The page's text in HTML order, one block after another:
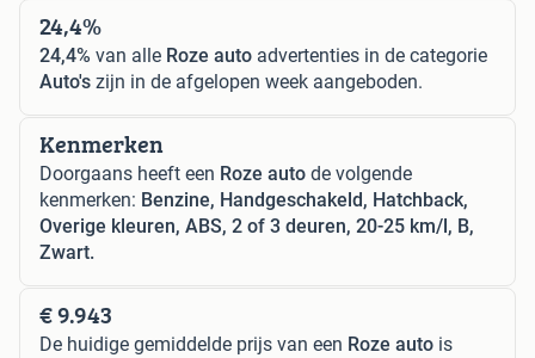
24,4%
24,4% van alle Roze auto advertenties in de categorie
Auto's zijn in de afgelopen week aangeboden.
Kenmerken
Doorgaans heeft een Roze auto de volgende
kenmerken: Benzine, Handgeschakeld, Hatchback,
Overige kleuren, ABS, 2 of 3 deuren, 20-25 km/l, B,
Zwart.
€ 9.943
De huidige gemiddelde prijs van een Roze auto is